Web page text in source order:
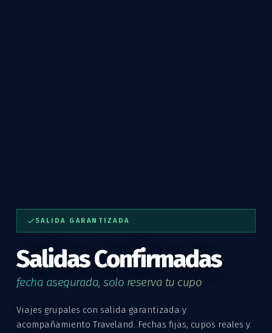
SALIDA GARANTIZADA
Salidas Confirmadas
fecha asegurada, solo reserva tu cupo
Viajes grupales con salida garantizada y
acompañamiento Traveland. Fechas fijas, cupos reales y